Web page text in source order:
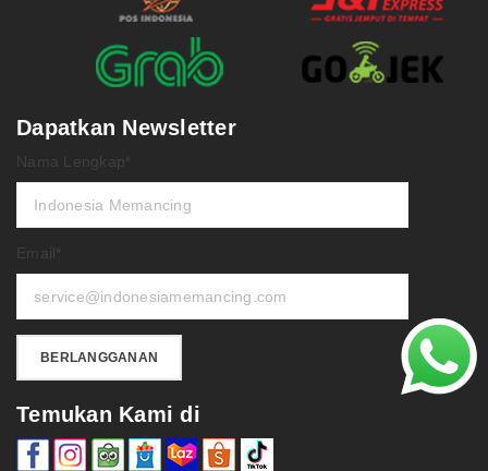
Dapatkan Newsletter
Nama Lengkap*
Email*
Temukan Kami di